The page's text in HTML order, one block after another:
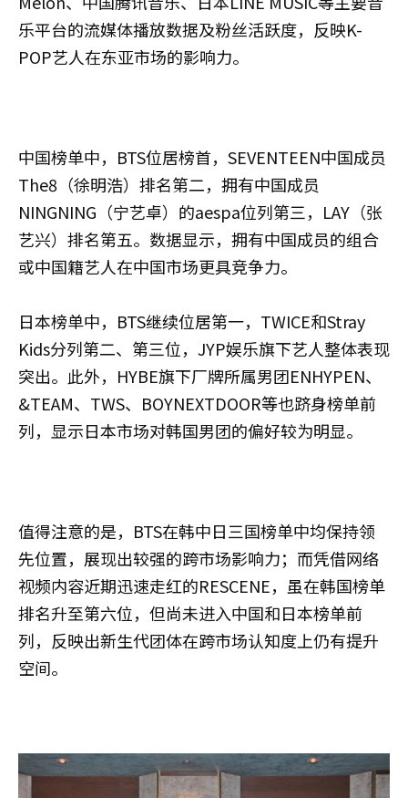
乐平台的流媒体播放数据及粉丝活跃度，反映K-
POP艺人在东亚市场的影响力。
中国榜单中，BTS位居榜首，SEVENTEEN中国成员
The8（徐明浩）排名第二，拥有中国成员
NINGNING（宁艺卓）的aespa位列第三，LAY（张
艺兴）排名第五。数据显示，拥有中国成员的组合
或中国籍艺人在中国市场更具竞争力。
日本榜单中，BTS继续位居第一，TWICE和Stray
Kids分列第二、第三位，JYP娱乐旗下艺人整体表现
突出。此外，HYBE旗下厂牌所属男团ENHYPEN、
&TEAM、TWS、BOYNEXTDOOR等也跻身榜单前
列，显示日本市场对韩国男团的偏好较为明显。
值得注意的是，BTS在韩中日三国榜单中均保持领
先位置，展现出较强的跨市场影响力；而凭借网络
视频内容近期迅速走红的RESCENE，虽在韩国榜单
排名升至第六位，但尚未进入中国和日本榜单前
列，反映出新生代团体在跨市场认知度上仍有提升
空间。